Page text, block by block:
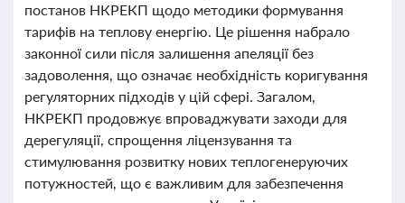
постанов НКРЕКП щодо методики формування
тарифів на теплову енергію. Це рішення набрало
законної сили після залишення апеляції без
задоволення, що означає необхідність коригування
регуляторних підходів у цій сфері. Загалом,
НКРЕКП продовжує впроваджувати заходи для
дерегуляції, спрощення ліцензування та
стимулювання розвитку нових теплогенеруючих
потужностей, що є важливим для забезпечення